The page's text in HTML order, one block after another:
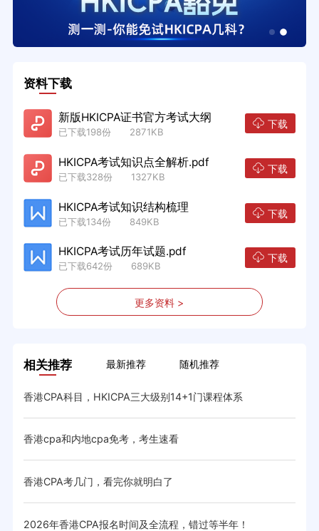
资料下载
新版HKICPA证书官方考试大纲
已下载198份 2871KB
下载
HKICPA考试知识点全解析.pdf
已下载328份 1327KB
下载
HKICPA考试知识结构梳理
已下载134份 849KB
下载
HKICPA考试历年试题.pdf
已下载642份 689KB
下载
更多资料 >
相关推荐 最新推荐 随机推荐
香港CPA科目，HKICPA三大级别14+1门课程体系
香港cpa和内地cpa免考，考生速看
香港CPA考几门，看完你就明白了
2026年香港CPA报名时间及全流程，错过等半年！